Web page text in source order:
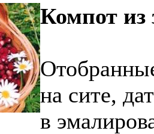
Компот из
на сите,
в